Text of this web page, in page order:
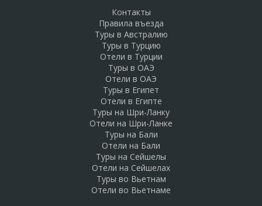
Контакты
Правила въезда
Туры в Австралию
Туры в Турцию
Отели в Турции
Туры в ОАЭ
Отели в ОАЭ
Туры в Египет
Отели в Египте
Туры на Шри-Ланку
Отели на Шри-Ланке
Туры на Бали
Отели на Бали
Туры на Сейшелы
Отели на Сейшелах
Туры во Вьетнам
Отели во Вьетнаме